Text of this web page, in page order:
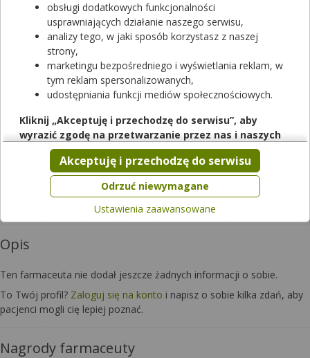
Zamknięta, zapraszamy w poniedziałek
(07:00 - 20:00)
Czy chcesz wysłać pytanie do apteki,
w której pracuje ten farmaceuta?
Zapytaj teraz
Opis
Ten farmaceuta nie dodał jeszcze żadnych informacji o sobie.
To Twój profil? Zaloguj się na konto i napisz o sobie kilka zdań, aby
pacjenci mogli cię lepiej poznać.
Nagrody farmaceuty
obsługi dodatkowych funkcjonalności
usprawniających działanie naszego serwisu,
analizy tego, w jaki sposób korzystasz z naszej
strony,
marketingu bezpośredniego i wyświetlania reklam, w
tym reklam spersonalizowanych,
udostępniania funkcji mediów społecznościowych.
Kliknij „Akceptuję i przechodzę do serwisu”, aby
wyrazić zgodę na przetwarzanie przez nas i naszych
partnerów Twoich danych w powyższych celach.
Pamiętaj, że wyrażenie zgody jest dobrowolne, a wyrażoną
zgodę możesz w każdej chwili cofnąć, możesz też wycofać
zgodę na przetwarzanie Twoich danych tylko w niektórych
celach. Jeżeli chcesz dowiedzieć się więcej lub chcesz
dokonać za pomocą „Ustawień zaawansowanych”.
zewnętrznych w naszym serwisie znajdziesz wRegulaminie
Serwisu.
Odrzuć niewymagane
Akceptuję i przechodzę do serwisu
Ustawienia zaawansowane